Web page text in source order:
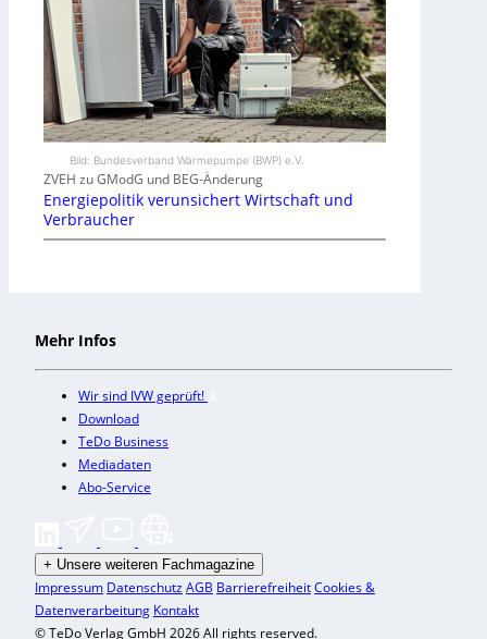
Bild: Bundesverband Wärmepumpe (BWP) e.V.
ZVEH zu GModG und BEG-Änderung
Energiepolitik verunsichert Wirtschaft und
Verbraucher
Mehr Infos
Wir sind IVW geprüft!
Download
TeDo Business
Mediadaten
Abo-Service
+ Unsere weiteren Fachmagazine
Impressum DatenschutzAGB BarrierefreiheitCookies &
Datenverarbeitung Kontakt
© TeDo Verlag GmbH 2026 All rights reserved.